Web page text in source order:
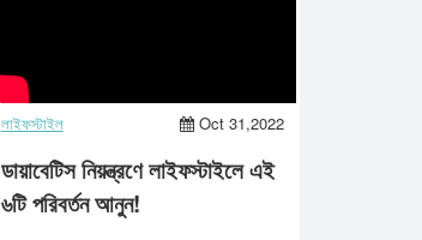
লাইফস্টাইল Oct 31,2022
ডায়াবেটিস নিয়ন্ত্রণে লাইফস্টাইলে এই
৬টি পরিবর্তন আনুন!